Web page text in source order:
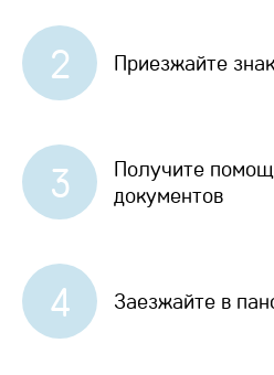
2 Приезжайте
3
Получите
документов
4 Заезжайте в